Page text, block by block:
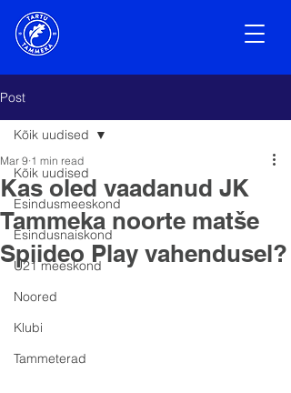
Post
Kõik uudised
Esindusmeeskond
Esindusnaiskond
U21 meeskond
Noored
Klubi
Tammeterad
Kõik uudised
Kas oled vaadanud JK
Tammeka noorte matše
Spiideo Play vahendusel?
Mar 9 1 min read